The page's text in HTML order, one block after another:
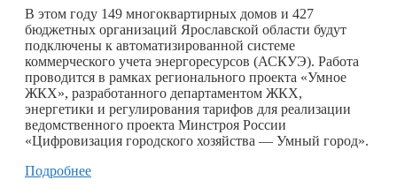
​В этом году 149 многоквартирных домов и 427
бюджетных организаций Ярославской области будут
подключены к автоматизированной системе
коммерческого учета энергоресурсов (АСКУЭ). Работа
проводится в рамках регионального проекта «Умное
ЖКХ», разработанного департаментом ЖКХ,
энергетики и регулирования тарифов для реализации
ведомственного проекта Минстроя России
«Цифровизация городского хозяйства — Умный город».
Подробнее